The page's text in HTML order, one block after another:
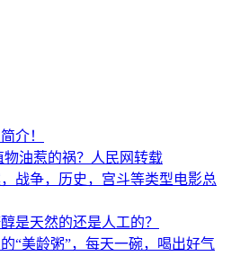
介！
物油惹的祸？人民网转载
战争，历史，宫斗等类型电影总
是天然的还是人工的？
“美龄粥”，每天一碗，喝出好气